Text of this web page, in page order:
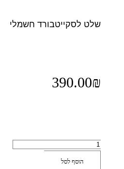
שלט לסקייטבורד חשמלי
390.00
הוסף לסל